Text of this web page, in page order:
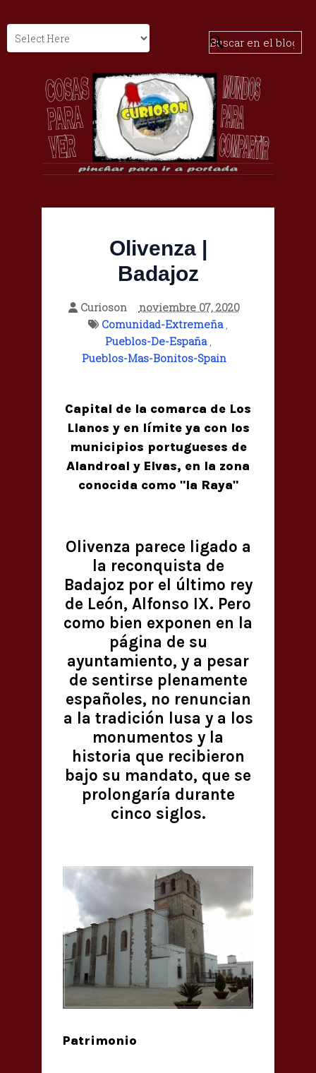
Olivenza |
Badajoz
Curioson
noviembre 07, 2020
Comunidad-Extremeña,
Pueblos-De-España,
Pueblos-Mas-Bonitos-Spain
Capital de la comarca de Los
Llanos y en límite ya con los
municipios portugueses de
Alandroal y Elvas, en la zona
conocida como "la Raya"
Olivenza parece ligado a
la reconquista de
Badajoz por el último rey
de León, Alfonso IX. Pero
como bien exponen en la
página de su
ayuntamiento, y a pesar
de sentirse plenamente
españoles, no renuncian
a la tradición lusa y a los
monumentos y la
historia que recibieron
bajo su mandato, que se
prolongaría durante
cinco siglos.
Patrimonio